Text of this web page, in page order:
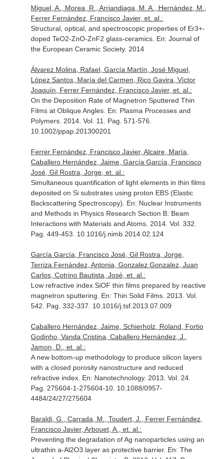
Miguel, A., Morea, R., Arriandiaga, M. A., Hernández, M.,
Ferrer Fernández, Francisco Javier, et. al.:
Structural, optical, and spectroscopic properties of Er3+-
doped TeO2-ZnO-ZnF2 glass-ceramics. En: Journal of
the European Ceramic Society. 2014
Álvarez Molina, Rafael, García Martín, José Miguel,
López Santos, María del Carmen, Rico Gavira, Víctor
Joaquín, Ferrer Fernández, Francisco Javier, et. al.:
On the Deposition Rate of Magnetron Sputtered Thin
Films at Oblique Angles. En: Plasma Processes and
Polymers. 2014. Vol. 11. Pag. 571-576.
10.1002/ppap.201300201
Ferrer Fernández, Francisco Javier, Alcaire, María,
Caballero Hernández, Jaime, García García, Francisco
José, Gil Rostra, Jorge, et. al.:
Simultaneous quantification of light elements in thin films
deposited on Si substrates using proton EBS (Elastic
Backscattering Spectroscopy). En: Nuclear Instruments
and Methods in Physics Research Section B: Beam
Interactions with Materials and Atoms. 2014. Vol. 332.
Pag. 449-453. 10.1016/j.nimb.2014.02.124
García García, Francisco José, Gil Rostra, Jorge,
Terriza Fernández, Antonia, Gonzalez Gonzalez, Juan
Carlos, Cotrino Bautista, José, et. al.:
Low refractive index SiOF thin films prepared by reactive
magnetron sputtering. En: Thin Solid Films. 2013. Vol.
542. Pag. 332-337. 10.1016/j.tsf.2013.07.009
Caballero Hernández, Jaime, Schierholz, Roland, Fortio
Godinho, Vanda Cristina, Caballero Hernández, J.,
Jamon, D., et. al.:
A new bottom-up methodology to produce silicon layers
with a closed porosity nanostructure and reduced
refractive index. En: Nanotechnology. 2013. Vol. 24.
Pag. 275604-1-275604-10. 10.1088/0957-
4484/24/27/275604
Baraldi, G., Carrada, M., Toudert, J., Ferrer Fernández,
Francisco Javier, Arbouet, A., et. al.:
Preventing the degradation of Ag nanoparticles using an
ultrathin a-Al2O3 layer as protective barrier. En: The